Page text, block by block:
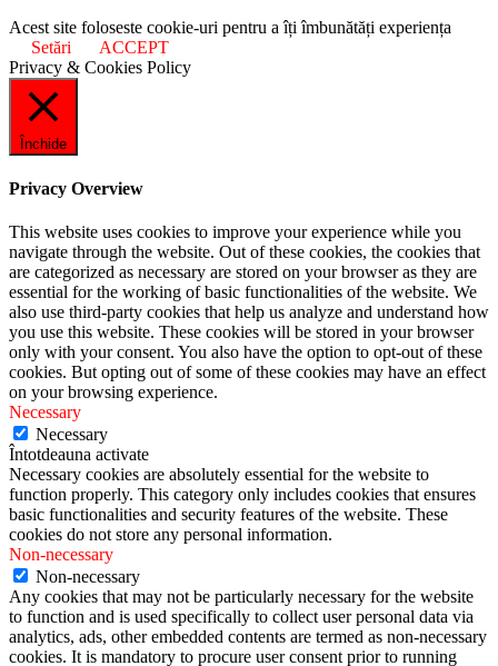
Acest site foloseste cookie-uri pentru a îți îmbunătăți experiența
Setări
ACCEPT
Privacy & Cookies Policy
Închide
Privacy Overview
This website uses cookies to improve your experience while you
navigate through the website. Out of these cookies, the cookies that
are categorized as necessary are stored on your browser as they are
essential for the working of basic functionalities of the website. We
also use third-party cookies that help us analyze and understand how
you use this website. These cookies will be stored in your browser
only with your consent. You also have the option to opt-out of these
cookies. But opting out of some of these cookies may have an effect
on your browsing experience.
Necessary
Necessary
Întotdeauna activate
Necessary cookies are absolutely essential for the website to
function properly. This category only includes cookies that ensures
basic functionalities and security features of the website. These
cookies do not store any personal information.
Non-necessary
Non-necessary
Any cookies that may not be particularly necessary for the website
to function and is used specifically to collect user personal data via
analytics, ads, other embedded contents are termed as non-necessary
cookies. It is mandatory to procure user consent prior to running